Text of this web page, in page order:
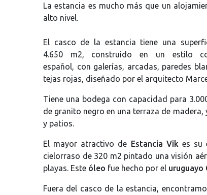
La estancia es mucho más que un
alto nivel.
El casco de la estancia tiene una
4.650 m2, construido en un estilo
español, con galerías, arcadas, paredes
tejas rojas, diseñado por el arquitecto
Tiene una bodega con capacidad para
de granito negro en una terraza de
y patios.
El mayor atractivo de Estancia Vik es su
cielorraso de 320 m2 pintado una visión
playas. Este óleo fue hecho por el uruguayo
Fuera del casco de la estancia,